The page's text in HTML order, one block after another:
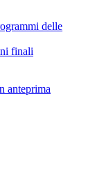
delle
finali
anteprima